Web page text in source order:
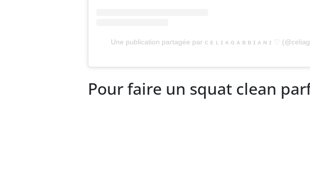
Une publication partagée par ᴄ ᴇ ʟ ɪ ᴀ ɢ ᴀ ʙ ʙ ɪ ᴀ ɴ ɪ ♡
Pour faire un squat clean